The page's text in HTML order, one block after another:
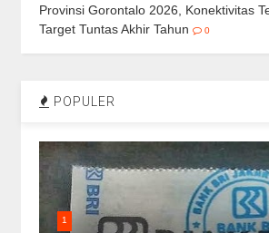
Provinsi Gorontalo 2026, Konektivitas
Target Tuntas Akhir Tahun
0
POPULER
1